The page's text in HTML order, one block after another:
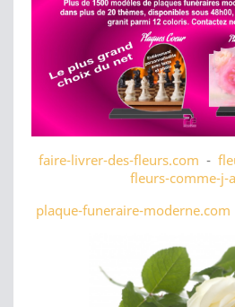
faire-livrer-des-fleurs.com -
fleurs-comme-j-
plaque-funeraire-moderne.com